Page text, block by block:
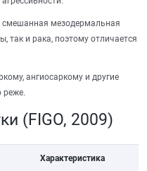
смешанная мезодермальная
так и рака, поэтому отличается
ангиосаркому и другие
реже.
(FIGO, 2009)
Характеристика